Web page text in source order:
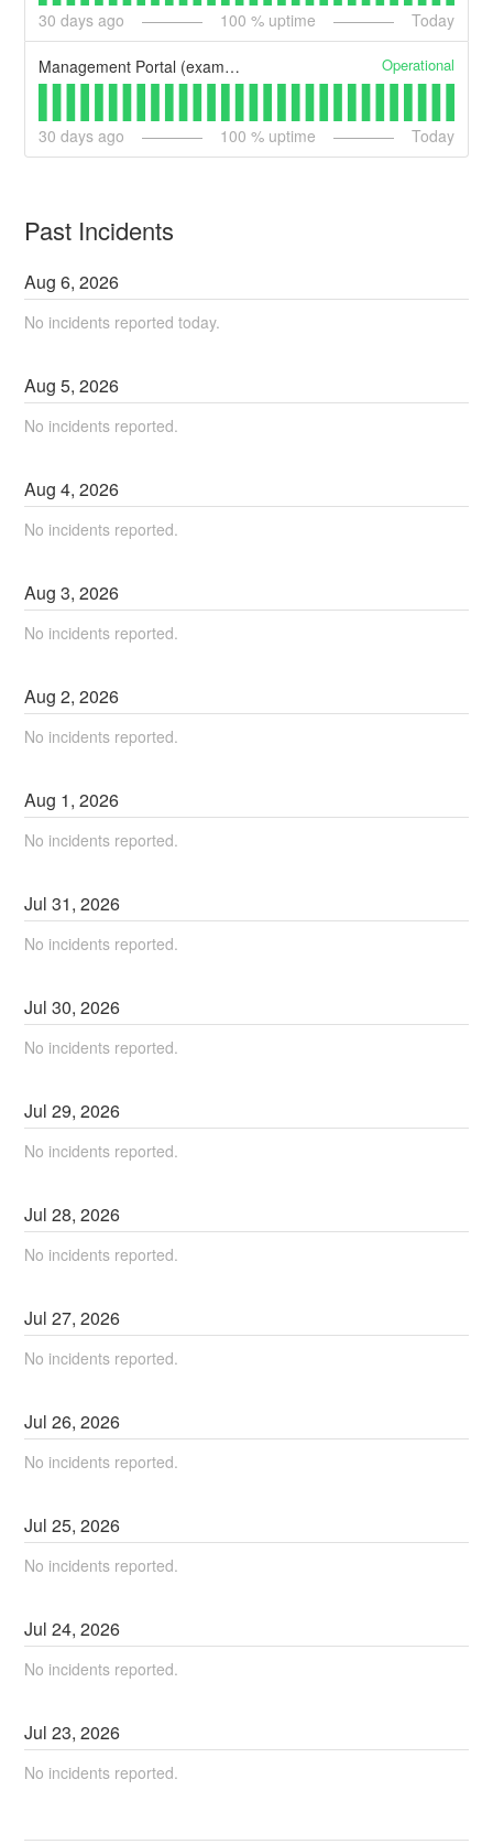
30 days ago 100 % uptime Today
Management Portal (example) Operational
30 days ago 100 % uptime Today
Past Incidents
Aug6,2026
No incidents reported today.
Aug5,2026
No incidents reported.
Aug4,2026
No incidents reported.
Aug3,2026
No incidents reported.
Aug2,2026
No incidents reported.
Aug 1,2026
No incidents reported.
Jul31,2026
No incidents reported.
Jul30,2026
No incidents reported.
Jul29,2026
No incidents reported.
Jul28,2026
No incidents reported.
Jul27,2026
No incidents reported.
Jul26,2026
No incidents reported.
Jul25,2026
No incidents reported.
Jul24,2026
No incidents reported.
Jul23,2026
No incidents reported.